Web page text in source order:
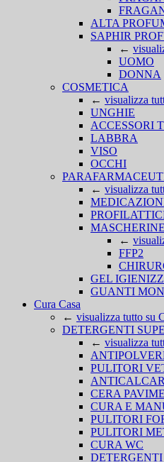
ALTA
SAPHIR
←
UOMO
DONNA
COSMETICA
← visualizza
UNGHIE
ACCESSORI
LABBRA
VISO
OCCHI
← visualizza
MASCHERINE
←
FFP2
GEL
GUANTI
Cura Casa
← visualizza tutto su
DETERGENTI
← visualizza
PULITORI
CERA
CURA E
PULITORI
PULITORI
CURA WC
DETERGENTI